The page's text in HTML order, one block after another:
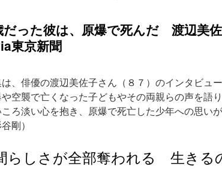
だった彼は、原爆で死んだ 渡辺美
東京新聞
、俳優の渡辺美佐子さん（８７）のインタビュ
空襲で亡くなった子どもやその両親らの声を語
ろ淡い心を抱き、原爆で死亡した少年への思い
剛）
らしさが全部奪われる 生きる